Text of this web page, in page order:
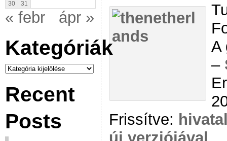
30
31
« febr ápr »
Kategóriák
Kategóriák
Recent
Posts
A
–
Frissítve: